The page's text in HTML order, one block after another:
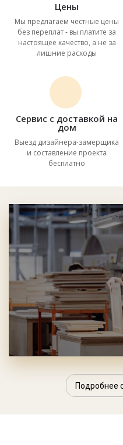
Цены
Мы предлагаем честные цены
без переплат - вы платите за
настоящее качество, а не за
лишние расходы
Сервис с доставкой на
дом
Выезд дизайнера-замерщика
и составление проекта
бесплатно
Подробнее